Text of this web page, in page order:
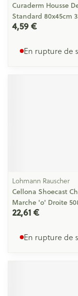
Curaderm Housse
Standard 80x45cm
4,59 €
En rupture de
Lohmann Rauscher
Cellona Shoecast
Marche 'o' Droite
22,61 €
En rupture de